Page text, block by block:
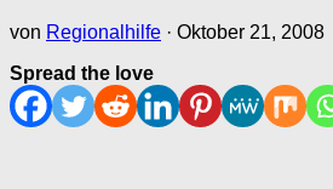
von Regionalhilfe · Oktober 21, 2008
Spread the love